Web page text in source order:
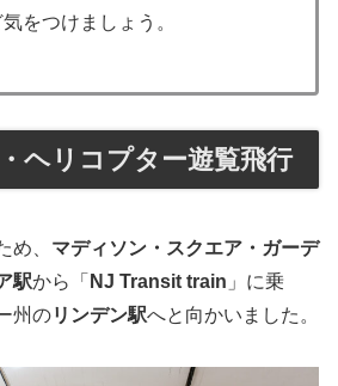
をつけましょう。
ヘリコプター遊覧飛行
め、 マディソン・スクエア・ガーデ
駅から「 NJ Transit train 」に乗
州のリンデン駅へと向かいました。